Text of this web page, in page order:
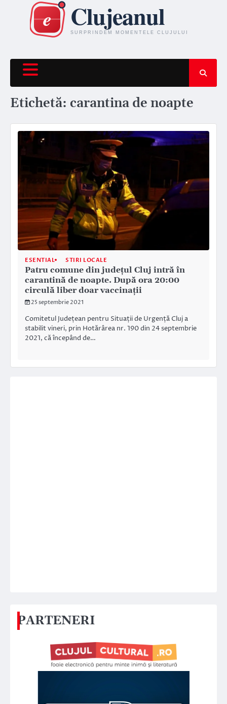
content
Etichetă: carantina de noapte
ESENTIAL STIRI LOCALE
Patru comune din județul Cluj intră în
carantină de noapte. După ora 20:00
circulă liber doar vaccinații
25 septembrie 2021
Comitetul Județean pentru Situații de Urgență Cluj a
stabilit vineri, prin Hotărârea nr. 190 din 24 septembrie
2021, că începând de…
PARTENERI